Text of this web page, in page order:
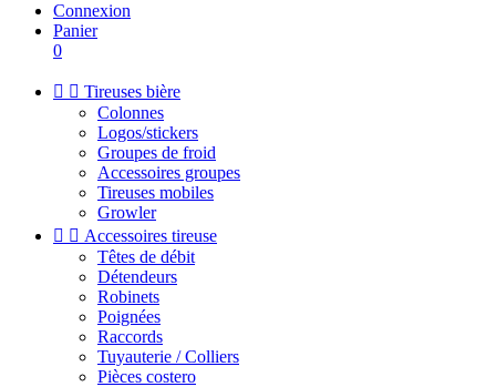
Connexion
Panier
0
  Tireuses bière
Colonnes
Logos/stickers
Groupes de froid
Accessoires groupes
Tireuses mobiles
Growler
  Accessoires tireuse
Têtes de débit
Détendeurs
Robinets
Poignées
Raccords
Tuyauterie / Colliers
Pièces costero